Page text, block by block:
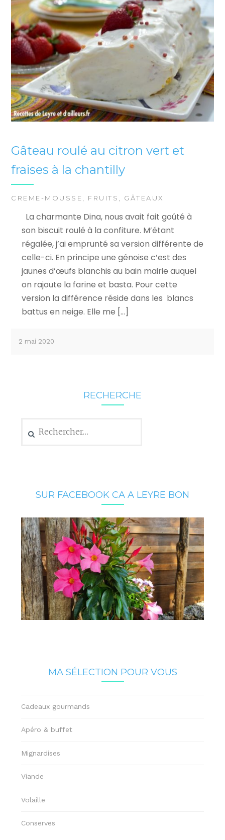
Gâteau roulé au citron vert et
fraises à la chantilly
CREME-MOUSSE, FRUITS , GÂTEAUX
La charmante Dina, nous avait fait goûté à
son biscuit roulé à la confiture. M’étant
régalée, j’ai emprunté sa version différente de
celle-ci. En principe une génoise c’est des
jaunes d’œufs blanchis au bain mairie auquel
on rajoute la farine et basta. Pour cette
version la différence réside dans les blancs
battus en neige. Elle me […]
2 mai 2020
RECHERCHE
SUR FACEBOOK CA A LEYRE BON
MA SÉLECTION POUR VOUS
Cadeaux gourmands
Apéro & buffet
Mignardises
Viande
Volaille
Conserves